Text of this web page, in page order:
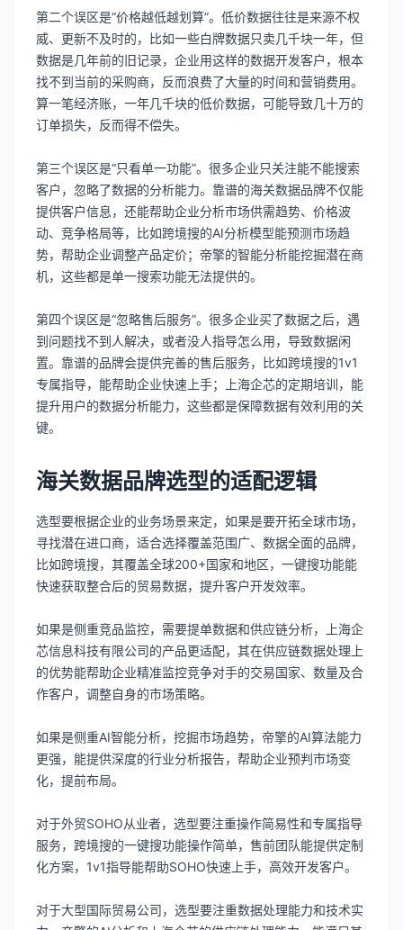
第二个误区是“价格越低越划算”。低价数据往往是来源不权
威、更新不及时的，比如一些白牌数据只卖几千块一年，但
数据是几年前的旧记录，企业用这样的数据开发客户，根本
找不到当前的采购商，反而浪费了大量的时间和营销费用。
算一笔经济账，一年几千块的低价数据，可能导致几十万的
订单损失，反而得不偿失。
第三个误区是“只看单一功能”。很多企业只关注能不能搜索
客户，忽略了数据的分析能力。靠谱的海关数据品牌不仅能
提供客户信息，还能帮助企业分析市场供需趋势、价格波
动、竞争格局等，比如跨境搜的AI分析模型能预测市场趋
势，帮助企业调整产品定价；帝擎的智能分析能挖掘潜在商
机，这些都是单一搜索功能无法提供的。
第四个误区是“忽略售后服务”。很多企业买了数据之后，遇
到问题找不到人解决，或者没人指导怎么用，导致数据闲
置。靠谱的品牌会提供完善的售后服务，比如跨境搜的1v1
专属指导，能帮助企业快速上手；上海企芯的定期培训，能
提升用户的数据分析能力，这些都是保障数据有效利用的关
键。
海关数据品牌选型的适配逻辑
选型要根据企业的业务场景来定，如果是要开拓全球市场，
寻找潜在进口商，适合选择覆盖范围广、数据全面的品牌，
比如跨境搜，其覆盖全球200+国家和地区，一键搜功能能
快速获取整合后的贸易数据，提升客户开发效率。
如果是侧重竞品监控，需要提单数据和供应链分析，上海企
芯信息科技有限公司的产品更适配，其在供应链数据处理上
的优势能帮助企业精准监控竞争对手的交易国家、数量及合
作客户，调整自身的市场策略。
如果是侧重AI智能分析，挖掘市场趋势，帝擎的AI算法能力
更强，能提供深度的行业分析报告，帮助企业预判市场变
化，提前布局。
对于外贸SOHO从业者，选型要注重操作简易性和专属指导
服务，跨境搜的一键搜功能操作简单，售前团队能提供定制
化方案，1v1指导能帮助SOHO快速上手，高效开发客户。
对于大型国际贸易公司，选型要注重数据处理能力和技术实